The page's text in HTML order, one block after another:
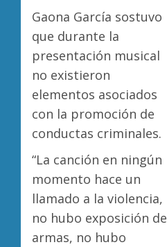
Gaona García sostuvo
que durante la
presentación musical
no existieron
elementos asociados
con la promoción de
conductas criminales.
“La canción en ningún
momento hace un
llamado a la violencia,
no hubo exposición de
armas, no hubo